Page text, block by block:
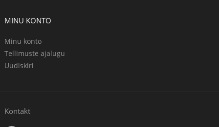
MINU KONTO
Minu konto
Tellimuste ajalugu
Uudiskiri
Kontakt